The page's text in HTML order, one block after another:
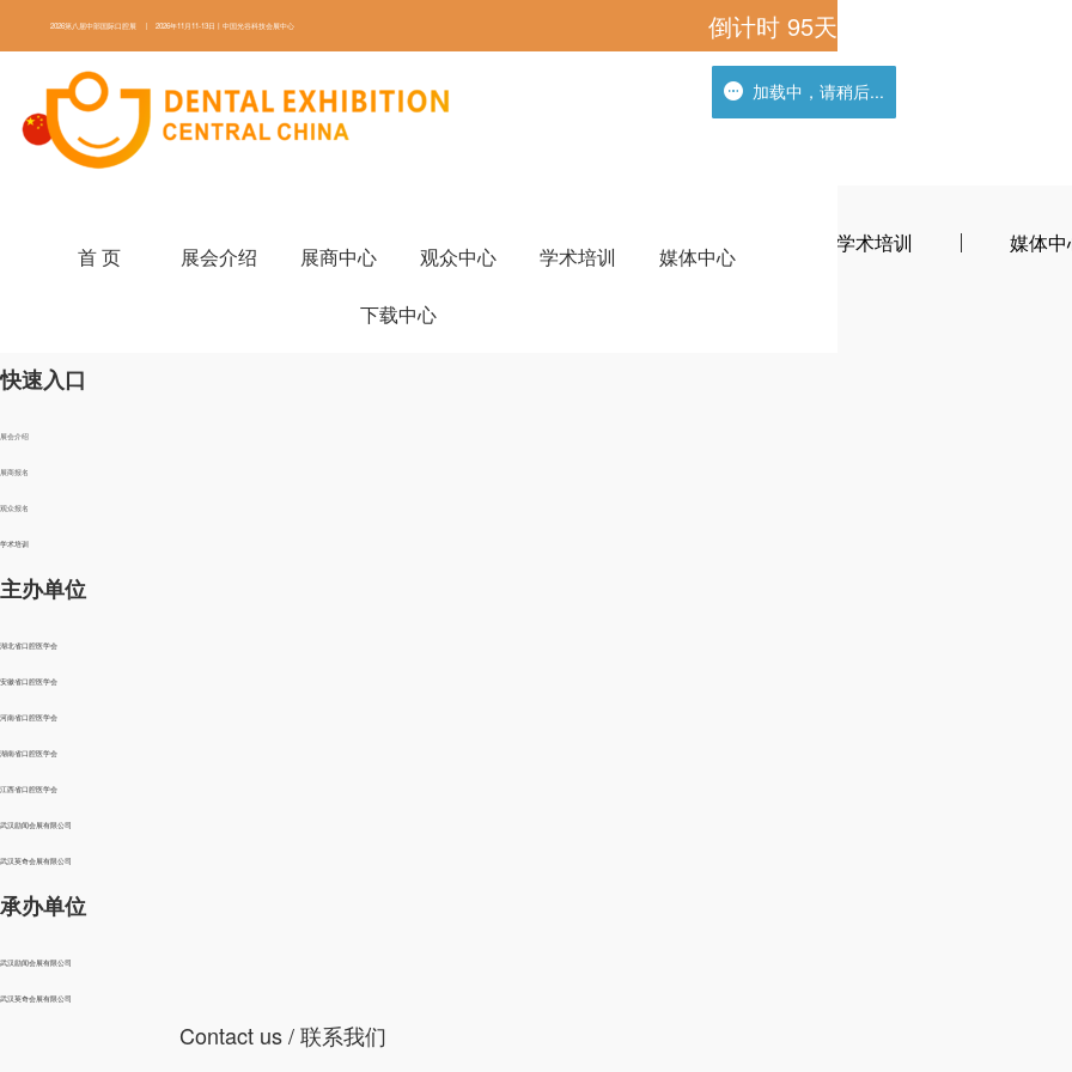
2026第八届中部国际口腔展 | 2026年11月11-13日丨中国光谷科技会展中心 倒计时 95天
首 页 展会介绍 展商中心 观众中心 学术培训 媒体中心
下载中心
首 页 展会介绍 展商中心 观众中心 学术培训 媒体中
首页 展会纵览 展商中心 观众中心 学术培训 媒体中心 下载中心
快速入口
展会介绍
展商报名
观众报名
学术培训
主办单位
湖北省口腔医学会
安徽省口腔医学会
河南省口腔医学会
湖南省口腔医学会
江西省口腔医学会
武汉励闻会展有限公司
武汉英奇会展有限公司
承办单位
武汉励闻会展有限公司
武汉英奇会展有限公司
Contact us/ 联系我们
加载中，请稍后...
加载中，请稍后...